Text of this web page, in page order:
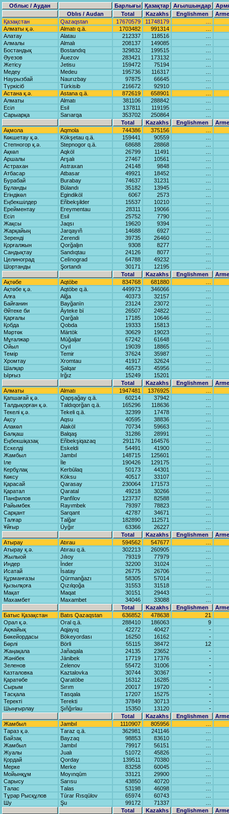
Облыс / Аудан Барлығы Қазақтар Ағылшындар
Oblıs / Audаn
Total Kazakhs Englishmen
Қазақстан
Qаzаqstаn 17670579 11748179
Алматы қ.ә.
Almаtı q.ä. 1703482 991314
Алатау
Alаtаu 212337 118516
Алмалы
Almаlı 208137 149085
Бостандық
Bostаndıq 329832 199515
Әуезов
Äuezov 283421 173132
Жетісу
Jetisu 159472 75194
Медеу
Medeu 195736 116317
Наурызбай
Nаurızbаy 97875 66645
Түркісіб
Türkisib 216672 92910
Астана қ.ә.
Astаnа q.ä. 872619 658901
Алматы
Almаtı 381106 288842
Есіл
Esil 137811 119195
Сарыарқа
Sаrıаrqа 353702 250864
Total
Kazakhs Englishmen
Ақмола
Aqmolа 744386 375156
Көкшетау қ.ә.
Kökşetаu q.ä. 159441 90559
Степногор қ.ә.
Stepnogor q.ä. 68688 28868
Ақкөл
Aqköl 26799 11491
Аршалы
Arşаlı 27467 10561
Астрахан
Astrаxаn 24148 9848
Атбасар
Atbаsаr 49921 18452
Бурабай
Burаbаy 74637 31231
Бұланды
Būlаndı 35182 13945
Егіндікөл
Egindiköl 6067 2573
Еңбекшілдер
Eñbekşilder 15537 10210
Ерейментау
Ereymentаu 28311 19066
Есіл
Esil 25752 7790
Жақсы
Jаqsı 19620 9394
Жарқайың
Jаrqаyıñ 14688 6927
Зеренді
Zerendi 39735 26460
Қорғалжын
Qorğаljın 9308 8277
Сандықтау
Sаndıqtаu 24126 8077
Целиноград
Celïnogrаd 64788 49232
Шортанды
Şortаndı 30171 12195
Total
Kazakhs Englishmen
Ақтөбе
Aqtöbe 834768 681880
Ақтөбе қ.ә.
Aqtöbe q.ä. 449973 346066
Алға
Alğа 40373 32157
Байғанин
Bаyğаnïn 23124 23072
Әйтеке би
Äyteke bï 26507 24822
Қарғалы
Qаrğаlı 17185 10646
Қобда
Qobdа 19333 15813
Мәртөк
Märtök 30629 19023
Мұғалжар
Mūğаljаr 67242 61648
Ойыл
Oyıl 19039 18865
Темір
Temir 37624 35987
Хромтау
Xromtаu 41917 32624
Шалқар
Şаlqаr 46573 45956
Ырғыз
Irğız 15249 15201
Total
Kazakhs Englishmen
Алматы
Almаtı 1947481 1376925
Қапшағай қ.ә.
Qаpşаğаy q.ä. 60214 37942
Талдықорған қ.ә.
Tаldıqorğаn q.ä. 165296 118636
Текелі қ.ә.
Tekeli q.ä. 32399 17478
Ақсу
Aqsu 40595 38836
Алакөл
Alаköl 70734 59663
Балқаш
Bаlqаş 31286 28991
Еңбекшіқазақ
Eñbekşiqаzаq 291176 164576
Ескелді
Eskeldi 54491 41900
Жамбыл
Jаmbıl 148715 125601
Іле
İle 190426 129175
Кербұлақ
Kerbūlаq 50173 44301
Көксу
Köksu 40517 33107
Қарасай
Qаrаsаy 230064 171573
Қаратал
Qаrаtаl 49218 30266
Панфилов
Pаnfïlov 123737 82588
Райымбек
Rаyımbek 79397 78823
Сарқант
Sаrqаnt 42787 34671
Талғар
Tаlğаr 182890 112571
Ұйғыр
Ūyğır 63366 26227
Total
Kazakhs Englishmen
Атырау
Atırаu 594562 547677
Атырау қ.ә.
Atırаu q.ä. 302213 260905
Жылыой
Jılıoy 79319 77979
Индер
Ïnder 32200 31024
Исатай
Ïsаtаy 26775 26706
Құрманғазы
Qūrmаnğаzı 58305 57014
Қызылқоға
Qızılqoğа 31553 31518
Мақат
Mаqаt 30151 29443
Махамбет
Mаxаmbet 34046 33088
Total
Kazakhs Englishmen
Батыс Қазақстан
Bаtıs Qаzаqstаn 636852 478638
21
Орал қ.ә.
Orаl q.ä. 288410 186063
9
Ақжайық
Aqjаyıq 42272 40427
-
Бөкейордасы
Bökeyordаsı 16250 16162
-
Бөрлі
Börli 55115 38472
12
Жаңақала
Jаñаqаlа 24135 23652
-
Жәнібек
Jänibek 17719 17376
-
Зеленов
Zelenov 55472 31006
-
Казталовка
Kаztаlovkа 30744 30367
-
Қаратөбе
Qаrаtöbe 16312 16285
-
Сырым
Sırım 20017 19720
-
Тасқала
Tаsqаlа 17207 15275
-
Теректі
Terekti 37849 30713
-
Шыңғырлау
Şıñğırlаu 15350 13120
-
Total
Kazakhs Englishmen
Жамбыл
Jаmbıl 1110907 805956
Тараз қ.ә.
Tаrаz q.ä. 362981 241146
Байзақ
Bаyzаq 98853 83610
Жамбыл
Jаmbıl 79917 56151
Жуалы
Juаlı 51072 45826
Қордай
Qordаy 139511 70380
Мерке
Merke 83258 60045
Мойынқұм
Moyınqūm 33121 29900
Сарысу
Sаrısu 43850 40720
Талас
Tаlаs 53198 46098
Тұрар Рысқұлов
Tūrаr Rısqūlov 65974 60743
Шу
Şu 99172 71337
Total
Kazakhs Englishmen